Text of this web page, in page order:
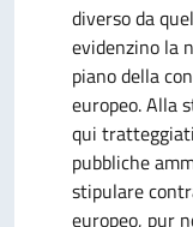
diverso da
evidenzino la
piano della
europeo. Alla
qui
pubbliche
stipulare
europeo, pur